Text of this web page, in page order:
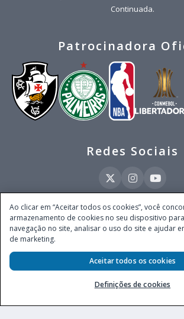
Continuada.
Patrocinadora
Redes Sociais
Este site é operado pela Ventmear Brasil LTDA (CNPJ
endereço na Avenida Brigadeiro Faria Lima, nº 4.055,
Município de São Paulo, Estado de São Paulo, CEP
autorizada a operar apostas de quota fixa em todo
Secretaria de Prêmios e Apostas do Ministério da
247, de 07.02.2025, publicada no DOU em
Ao clicar em “Aceitar todos os cookies”, você
armazenamento de cookies no seu dispositivo
navegação no site, analisar o uso do site e ajudar
de marketing.
Definições de cookies
Aceitar todos os cookies